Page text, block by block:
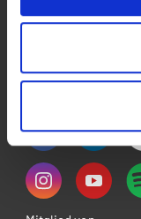
Impressum